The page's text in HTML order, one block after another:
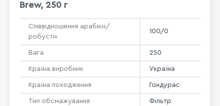
Brew, 250 г
Співвідношення арабіки/
робусти
100/0
Вага 250
Країна виробник Україна
Країна походження Гондурас
Тип обсмажування Фільтр